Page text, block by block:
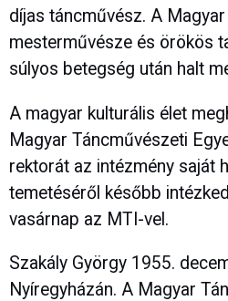
díjas táncművész. A
mesterművésze és örökös
súlyos betegség után halt
A magyar kulturális élet
Magyar Táncművészeti
rektorát az intézmény saját
temetéséről később
vasárnap az MTI-vel.
Szakály György 1955.
Nyíregyházán. A Magyar